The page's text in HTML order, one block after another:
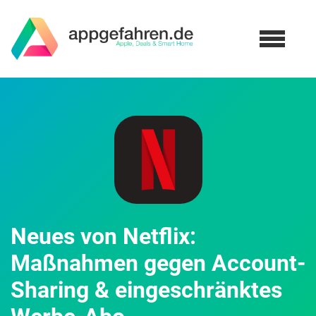
Neues von Netflix:
Maßnahmen gegen Account-
Sharing & eingeschränktes